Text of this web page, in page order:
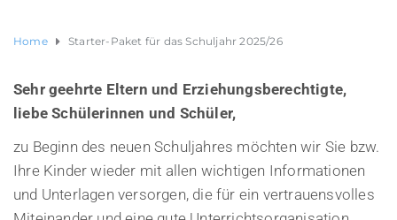
Home Starter-Paket für das Schuljahr 2025/26
Sehr geehrte Eltern und Erziehungsberechtigte,
liebe Schülerinnen und Schüler,
zu Beginn des neuen Schuljahres möchten wir Sie bzw.
Ihre Kinder wieder mit allen wichtigen Informationen
und Unterlagen versorgen, die für ein vertrauensvolles